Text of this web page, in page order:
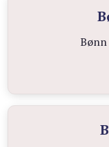
Bønn